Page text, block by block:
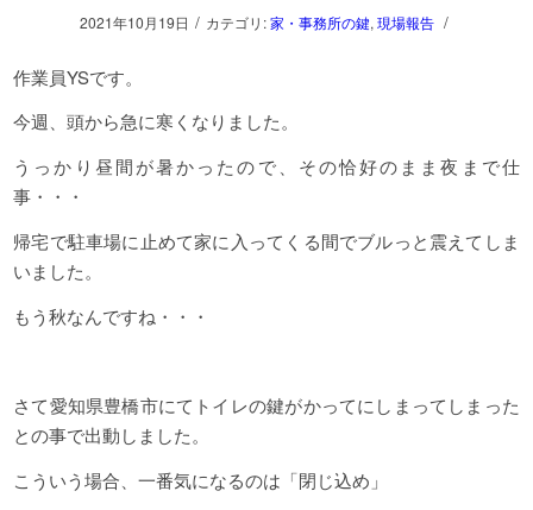
2021年10月19日 / カテゴリ:家・事務所の鍵, 現場報告 /
作業員YSです。
今週、頭から急に寒くなりました。
うっかり昼間が暑かったので、その恰好のまま夜まで仕
事・・・
帰宅で駐車場に止めて家に入ってくる間でブルっと震えてしま
いました。
もう秋なんですね・・・
さて愛知県豊橋市にてトイレの鍵がかってにしまってしまった
との事で出動しました。
こういう場合、一番気になるのは「閉じ込め」